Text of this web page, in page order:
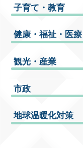
子育て・教育
健康・福祉・医療
観光・産業
市政
地球温暖化対策